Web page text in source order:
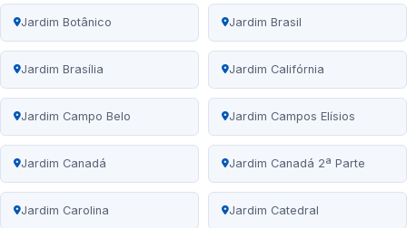
Jardim Botânico Jardim Brasil
Jardim Brasília Jardim Califórnia
Jardim Campo Belo Jardim Campos Elísios
Jardim Canadá Jardim Canadá 2ª Parte
Jardim Carolina Jardim Catedral